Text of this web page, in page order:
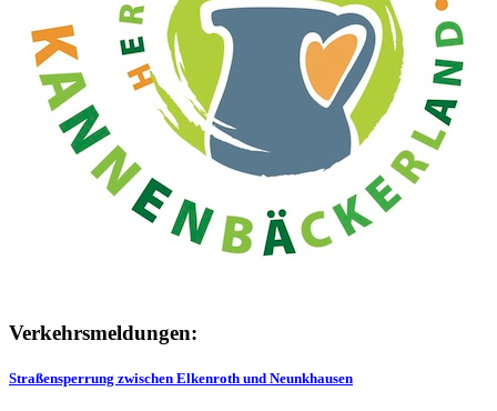
Verkehrsmeldungen:
Straßensperrung zwischen Elkenroth und Neunkhausen